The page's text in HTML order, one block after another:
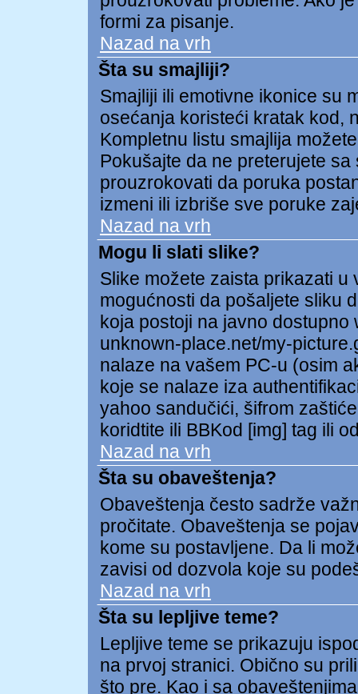
formi za pisanje.
Nazad na vrh
Šta su smajliji?
Smajliji ili emotivne ikonice su
osećanja koristeći kratak kod,
Kompletnu listu smajlija
Pokušajte da ne preterujete
prouzrokovati da poruka
izmeni ili izbriše sve poruke
Nazad na vrh
Mogu li slati slike?
Slike možete zaista prikazati
mogućnosti da pošaljete sliku
koja postoji na javno
unknown-place.net/my-
nalaze na vašem PC-u (osim
koje se nalaze iza
yahoo sandučići, šifrom
koridtite ili BBKod [img] tag ili
Nazad na vrh
Šta su obaveštenja?
Obaveštenja često sadrže
pročitate. Obaveštenja se
kome su postavljene. Da li
zavisi od dozvola koje su
Nazad na vrh
Šta su lepljive teme?
Lepljive teme se prikazuju
na prvoj stranici. Obično su
što pre. Kao i sa